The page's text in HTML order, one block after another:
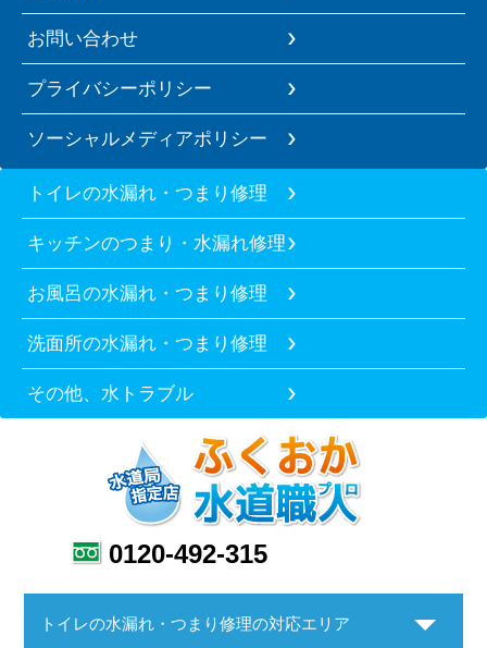
お問い合わせ
プライバシーポリシー
ソーシャルメディアポリシー
トイレの水漏れ・つまり修理
キッチンのつまり・水漏れ修理
お風呂の水漏れ・つまり修理
洗面所の水漏れ・つまり修理
その他、水トラブル
0120-492-315
トイレの水漏れ・つまり修理の対応エリア